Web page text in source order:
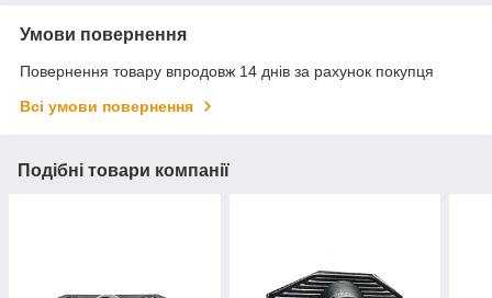
Умови повернення
Повернення товару впродовж 14 днів за рахунок покупця
Всі умови повернення
Подібні товари компанії